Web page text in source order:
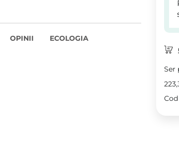
OPINII ECOLOGIA
Ser
Cod